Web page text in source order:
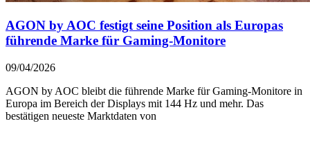
AGON by AOC festigt seine Position als Europas
führende Marke für Gaming-Monitore
09/04/2026
AGON by AOC bleibt die führende Marke für Gaming-Monitore in
Europa im Bereich der Displays mit 144 Hz und mehr. Das
bestätigen neueste Marktdaten von